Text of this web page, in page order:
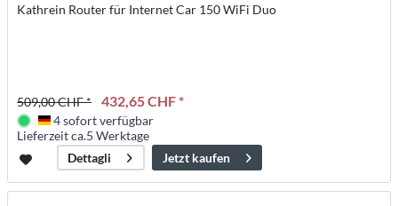
Kathrein Router für Internet Car 150 WiFi Duo
509,00 CHF * 432,65 CHF *
Deutschland
4 sofort verfügbar
Lieferzeit ca.5 Werktage
Dettagli
Jetzt kaufen